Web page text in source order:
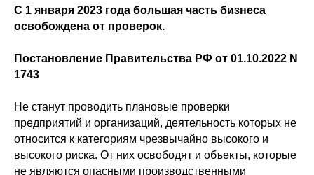
С 1 января 2023 года большая часть бизнеса
освобождена от проверок.
Постановление Правительства РФ от 01.10.2022 N
1743
Не станут проводить плановые проверки
предприятий и организаций, деятельность которых не
относится к категориям чрезвычайно высокого и
высокого риска. От них освободят и объекты, которые
не являются опасными производственными